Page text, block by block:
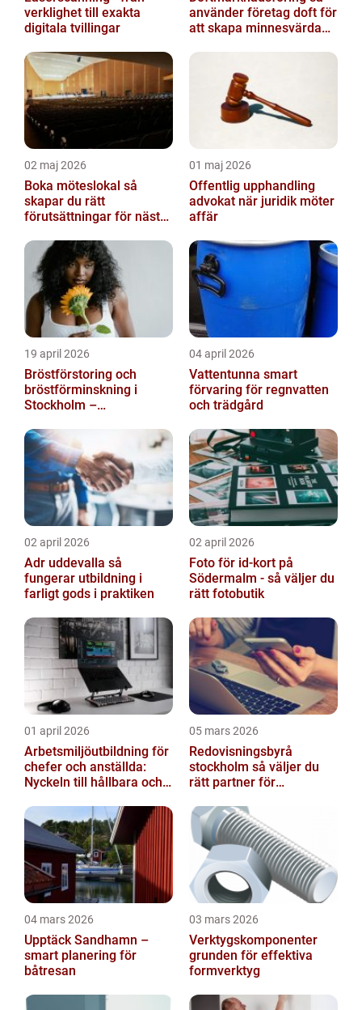
verklighet till exakta
digitala tvillingar
använder företag doft för
att skapa minnesvärda
02 maj 2026
Boka möteslokal så
skapar du rätt
förutsättningar för nästa
01 maj 2026
Offentlig upphandling
advokat när juridik möter
affär
19 april 2026
Bröstförstoring och
bröstförminskning i
Stockholm –
ingrepp
04 april 2026
Vattentunna smart
förvaring för regnvatten
och trädgård
02 april 2026
Adr uddevalla så
fungerar utbildning i
farligt gods i praktiken
02 april 2026
Foto för id-kort på
Södermalm - så väljer du
rätt fotobutik
01 april 2026
Arbetsmiljöutbildning för
chefer och anställda:
Nyckeln till hållbara och
05 mars 2026
Redovisningsbyrå
stockholm så väljer du
rätt partner för
04 mars 2026
Upptäck Sandhamn –
smart planering för
båtresan
03 mars 2026
Verktygskomponenter
grunden för effektiva
formverktyg